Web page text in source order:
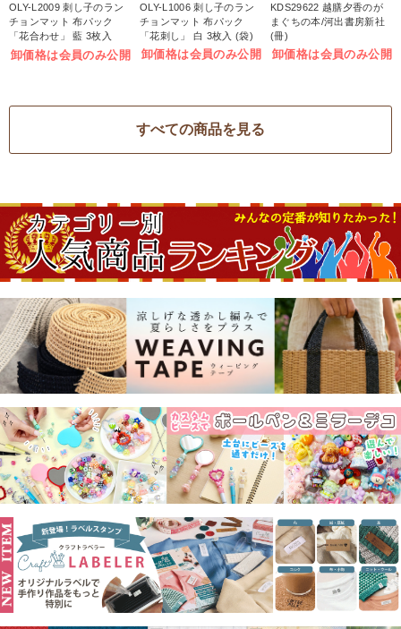
OLY-L2009 刺し子のラン
チョンマット 布パック
「花合わせ」 藍 3枚入
(袋)
卸価格は会員のみ公開
OLY-L1006 刺し子のラン
チョンマット 布パック
「花刺し」 白 3枚入 (袋)
卸価格は会員のみ公開
KDS29622 越膳夕香のが
まぐちの本/河出書房新社
(冊)
卸価格は会員のみ公開
すべての商品を見る